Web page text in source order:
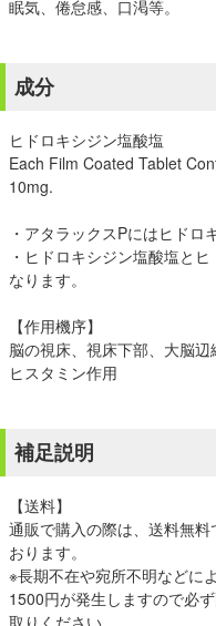
眠気、倦怠感、口渇等。
成分
ヒドロキシジン塩酸塩
Each Film Coated Tablet
10mg.
・アタラックスPにはヒドロ
・ヒドロキシジン塩酸塩と
なります。
【作用機序】
脳の視床、視床下部、大脳
ヒスタミン作用
補足説明
【送料】
通販で購入の際は、送料無
おります。
※長期不在や宛所不明などに
1500円が発生しますので必
取りください。